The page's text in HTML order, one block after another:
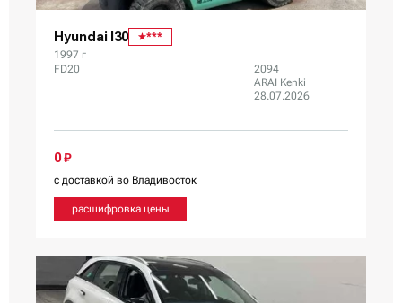
Hyundai I30 ***
1997 г
FD20
2094
ARAI Kenki
28.07.2026
0 ₽
с доставкой во Владивосток
расшифровка цены